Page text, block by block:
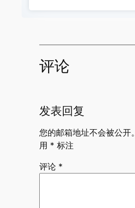
评论
发表回复
您的邮箱地址不会被公开。
用 * 标注
评论 *